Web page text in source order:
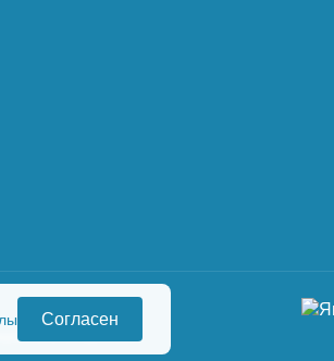
данных
Согласен